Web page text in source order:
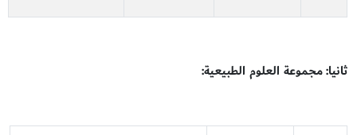
ثانيا: مجموعة العلوم الطبيعية: